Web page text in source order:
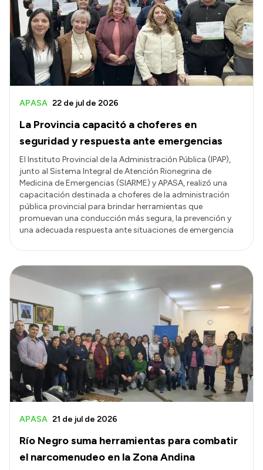
La Provincia capacitó a choferes en
seguridad y respuesta ante emergencias
APASA 22 de jul de 2026
El Instituto Provincial de la Administración Pública (IPAP),
junto al Sistema Integral de Atención Rionegrina de
Medicina de Emergencias (SIARME) y APASA, realizó una
capacitación destinada a choferes de la administración
pública provincial para brindar herramientas que
promuevan una conducción más segura, la prevención y
una adecuada respuesta ante situaciones de emergencia
Río Negro suma herramientas para combatir
el narcomenudeo en la Zona Andina
APASA 21 de jul de 2026